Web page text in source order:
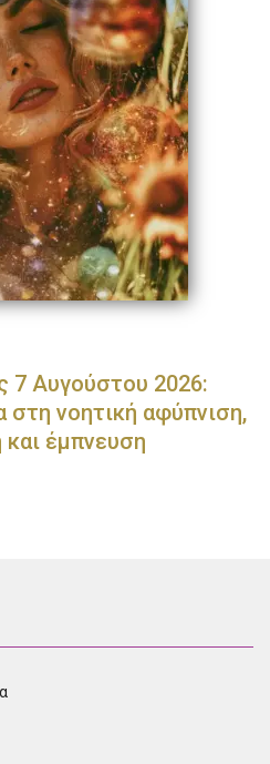
7 Αυγούστου 2026:
νοητική αφύπνιση,
έμπνευση